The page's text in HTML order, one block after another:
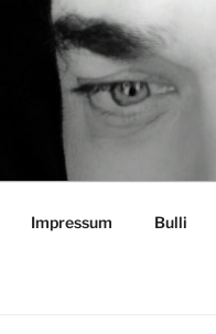
Impressum Bulli